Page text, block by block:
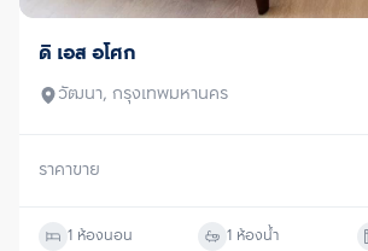
ขายพร้อมผู้เช่า
ดิ เอส อโศก
วัฒนา, กรุงเทพมหานคร
ราคาขาย
1 ห้องนอน 1 ห้องน้ำ